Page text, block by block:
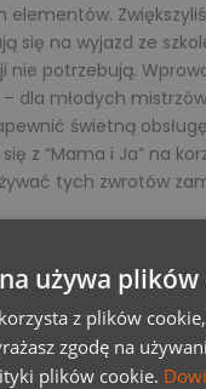
się na wyjazd ze
nie potrzebują.
dla młodych
świetną
z “Mama i Ja” na
tych zwrotów
używa plików
z plików
zgodę na
plików cookie.